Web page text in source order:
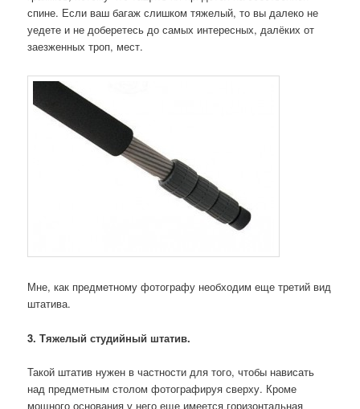
спине. Если ваш багаж слишком тяжелый, то вы далеко не
уедете и не доберетесь до самых интересных, далёких от
заезженных троп, мест.
Мне, как предметному фотографу необходим еще третий вид
штатива.
3. Тяжелый студийный штатив.
Такой штатив нужен в частности для того, чтобы нависать
над предметным столом фотографируя сверху. Кроме
мощного основания у него еще имеется горизонтальная